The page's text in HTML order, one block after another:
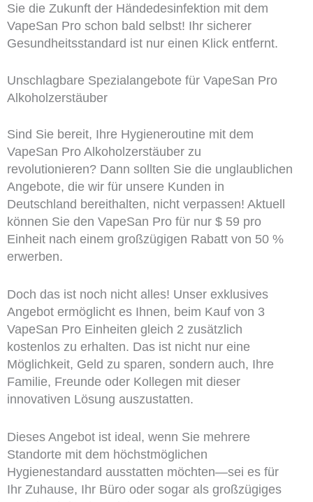
Sie die Zukunft der Händedesinfektion mit dem
VapeSan Pro schon bald selbst! Ihr sicherer
Gesundheitsstandard ist nur einen Klick entfernt.
Unschlagbare Spezialangebote für VapeSan Pro
Alkoholzerstäuber
Sind Sie bereit, Ihre Hygieneroutine mit dem
VapeSan Pro Alkoholzerstäuber zu
revolutionieren? Dann sollten Sie die unglaublichen
Angebote, die wir für unsere Kunden in
Deutschland bereithalten, nicht verpassen! Aktuell
können Sie den VapeSan Pro für nur $ 59 pro
Einheit nach einem großzügigen Rabatt von 50 %
erwerben.
Doch das ist noch nicht alles! Unser exklusives
Angebot ermöglicht es Ihnen, beim Kauf von 3
VapeSan Pro Einheiten gleich 2 zusätzlich
kostenlos zu erhalten. Das ist nicht nur eine
Möglichkeit, Geld zu sparen, sondern auch, Ihre
Familie, Freunde oder Kollegen mit dieser
innovativen Lösung auszustatten.
Dieses Angebot ist ideal, wenn Sie mehrere
Standorte mit dem höchstmöglichen
Hygienestandard ausstatten möchten—sei es für
Ihr Zuhause, Ihr Büro oder sogar als großzügiges